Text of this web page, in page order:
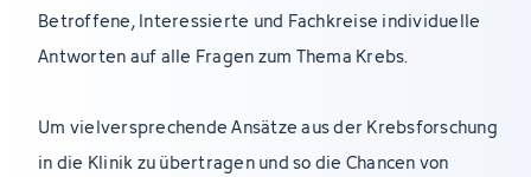
Betroffene, Interessierte und Fachkreise individuelle
Antworten auf alle Fragen zum Thema Krebs.
Um vielversprechende Ansätze aus der Krebsforschung
in die Klinik zu übertragen und so die Chancen von